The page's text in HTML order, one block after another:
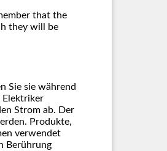
that the
they will be
Sie sie während
Elektriker
Strom ab. Der
Produkte,
verwendet
Berührung